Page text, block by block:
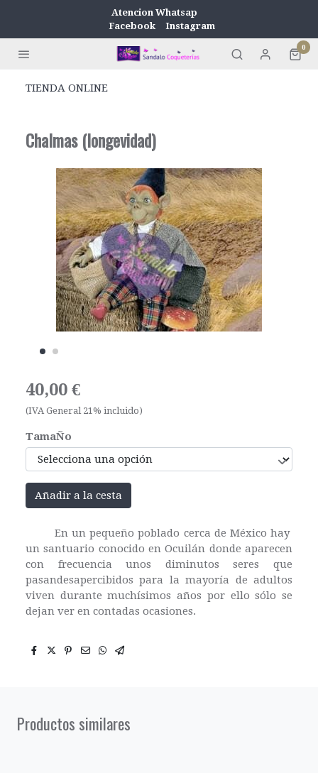
Atencion Whatsap
Facebook
Instagram
0
TIENDA ONLINE
Chalmas (longevidad)
40,00 €
(IVA General 21% incluido)
TamaÑo
Añadir a la cesta
En un pequeño poblado cerca de México hay
un santuario conocido en Ocuilán donde aparecen
con frecuencia unos diminutos seres que
pasandesapercibidos para la mayoría de adultos
viven durante muchísimos años por ello sólo se
dejan ver en contadas ocasiones.
Productos similares